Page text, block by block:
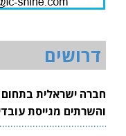
דרושים
חברה ישראלית
והשרתים מגייסת